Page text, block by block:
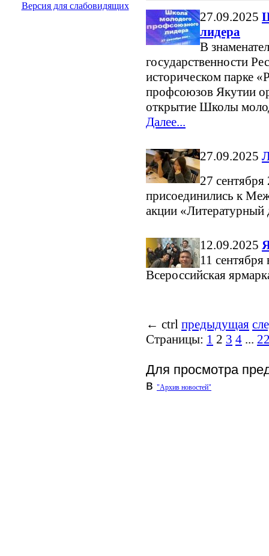
Версия для слабовидящих
27.09.2025
лидера
В
государственности
историческом парке
профсоюзов Якутии
открытие Школы
Далее...
27.09.2025
27 сентября
присоединились к
акции «Литературный
12.09.2025
11
Всероссийская
← ctrl предыдущая
Страницы: 1 2 3 4 ...
Для просмотра
в
"Архив новостей"